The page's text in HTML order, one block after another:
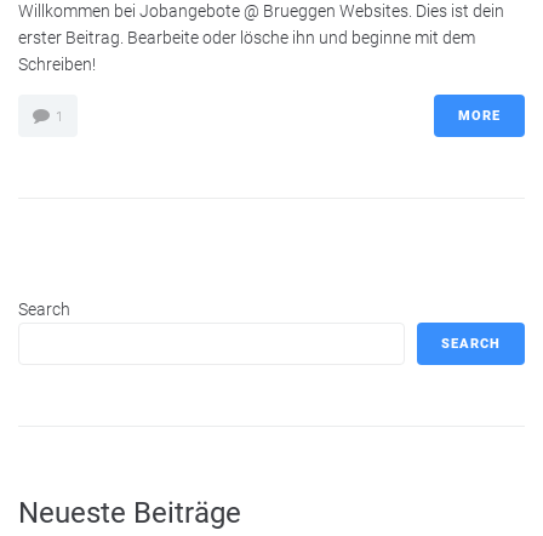
Willkommen bei Jobangebote @ Brueggen Websites. Dies ist dein
erster Beitrag. Bearbeite oder lösche ihn und beginne mit dem
Schreiben!
1 MORE
Search
SEARCH
Neueste Beiträge